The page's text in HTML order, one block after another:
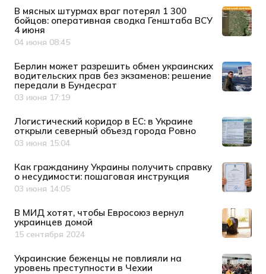
В мясных штурмах враг потерял 1 300
бойцов: оперативная сводка Генштаба ВСУ
4 июня
Дата публикации
04 июня 08:45
Берлин может разрешить обмен украинских
водительских прав без экзаменов: решение
передали в Бундесрат
Дата публикации
03 июня 17:19
Логистический коридор в ЕС: в Украине
открыли северный объезд города Ровно
Дата публикации
03 июня 15:04
Как гражданину Украины получить справку
о несудимости: пошаговая инструкция
Дата публикации
03 июня 14:05
В МИД хотят, чтобы Евросоюз вернул
украинцев домой
Дата публикации
15 сентября 2024
Украинские беженцы не повлияли на
уровень преступности в Чехии